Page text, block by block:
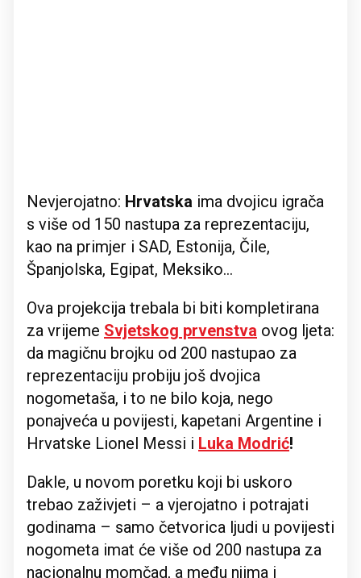
Nevjerojatno: Hrvatska ima dvojicu igrača
s više od 150 nastupa za reprezentaciju,
kao na primjer i SAD, Estonija, Čile,
Španjolska, Egipat, Meksiko...
Ova projekcija trebala bi biti kompletirana
za vrijeme Svjetskog prvenstva ovog ljeta:
da magičnu brojku od 200 nastupao za
reprezentaciju probiju još dvojica
nogometaša, i to ne bilo koja, nego
ponajveća u povijesti, kapetani Argentine i
Hrvatske Lionel Messi i Luka Modrić!
Dakle, u novom poretku koji bi uskoro
trebao zaživjeti – a vjerojatno i potrajati
godinama – samo četvorica ljudi u povijesti
nogometa imat će više od 200 nastupa za
nacionalnu momčad, a među njima i